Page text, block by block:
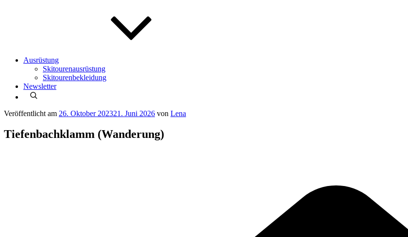
Ausrüstung
Skitourenausrüstung
Skitourenbekleidung
Newsletter
Veröffentlicht am 26. Oktober 202321. Juni 2026 von Lena
Tiefenbachklamm (Wanderung)